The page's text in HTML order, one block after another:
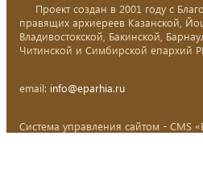
Проект создан в 2001 году с
правящих архиереев Казанской,
Владивостокской, Бакинской,
Читинской и Симбирской епархий
email: info@eparhia.ru
Система управления сайтом - CMS